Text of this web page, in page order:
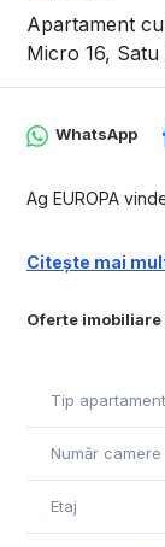
Apartament
Micro 16, Satu
Oferte imobiliare
WhatsApp
Ag EUROPA
Citește mai
Tip apartament
Număr camere
Etaj